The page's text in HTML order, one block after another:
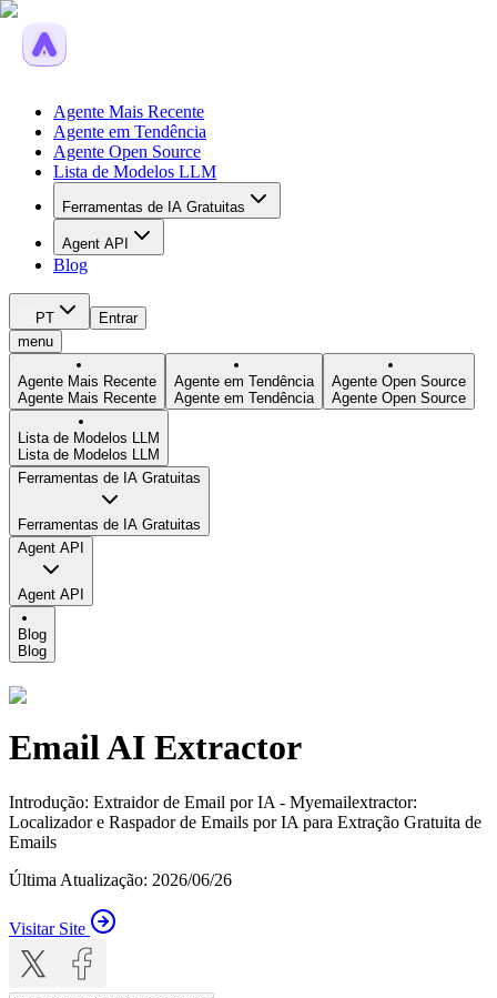
Agente Mais Recente
Agente em Tendência
Agente Open Source
Lista de Modelos LLM
Ferramentas de IA Gratuitas
Agent API
Blog
PT
Entrar
menu
Agente Mais Recente
Agente Mais Recente
Agente em Tendência
Agente em Tendência
Agente Open Source
Agente Open Source
Lista de Modelos LLM
Lista de Modelos LLM
Ferramentas de IA Gratuitas
Ferramentas de IA Gratuitas
Agent API
Agent API
Blog
Blog
Email AI Extractor
Introdução: Extraidor de Email por IA - Myemailextractor:
Localizador e Raspador de Emails por IA para Extração Gratuita de
Emails
Última Atualização: 2026/06/26
Visitar Site